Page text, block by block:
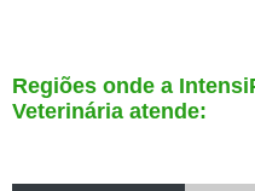
Regiões onde a
Veterinária atende: